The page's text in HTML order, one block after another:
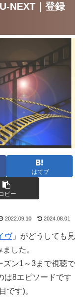
NEXT｜登録
はてブ
ピー
2022.09.10 2024.08.01
ヴ」がどうしても見
した。
ズン1～3まで視聴で
は8エピソードです
です)。